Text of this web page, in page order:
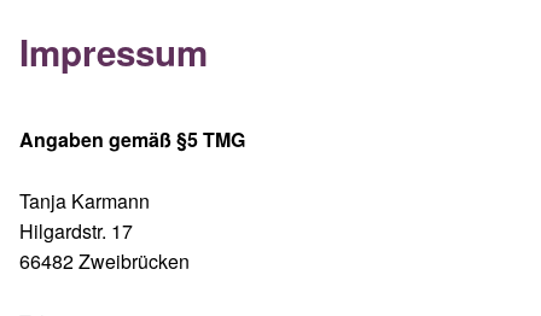
Impressum
Angaben gemäß §5 TMG
Tanja Karmann
Hilgardstr. 17
66482 Zweibrücken